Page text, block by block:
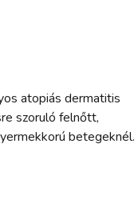
atopiás dermatitis
szoruló felnőtt,
betegeknél.